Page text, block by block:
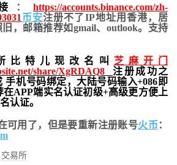
：https://accounts.binance.com/zh-
币安注册不了IP地址用香港，居
， 邮箱推荐如gmail、outlook。支持
比特儿现改名叫 芝麻开门
share/XgRDAQ8
注册成功之
手机号码绑定，大陆号码输入+086即
APP端实名认证初级+高级更方便上
认证。
可用了，但是要重新注册账号火币 ：
交易所